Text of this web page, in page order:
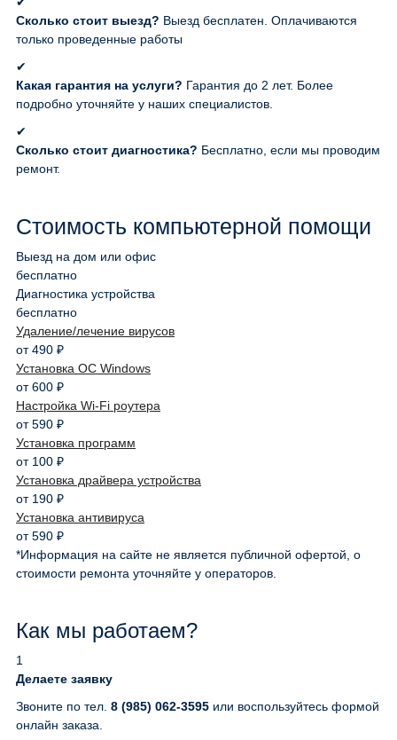
Сколько стоит выезд? Выезд бесплатен. Оплачиваются
только проведенные работы
✔
Какая гарантия на услуги? Гарантия до 2 лет. Более
подробно уточняйте у наших специалистов.
✔
Сколько стоит диагностика? Бесплатно, если мы проводим
ремонт.
Стоимость компьютерной помощи
Выезд на дом или офис
бесплатно
Диагностика устройства
бесплатно
Удаление/лечение вирусов
от 490 ₽
Установка ОС Windows
от 600 ₽
Настройка Wi-Fi роутера
от 590 ₽
Установка программ
от 100 ₽
Установка драйвера устройства
от 190 ₽
Установка антивируса
от 590 ₽
*Информация на сайте не является публичной офертой, о
стоимости ремонта уточняйте у операторов.
Как мы работаем?
1
Делаете заявку
Звоните по тел. 8 (985) 062-3595 или воспользуйтесь формой
онлайн заказа.